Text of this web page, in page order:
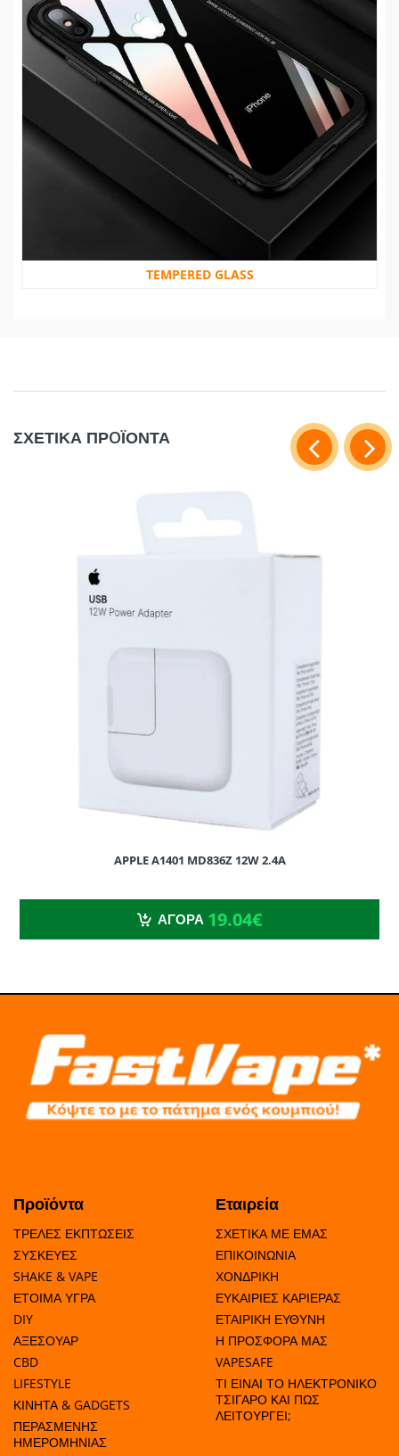
TEMPERED GLASS
ΣΧΕΤΙΚΑ ΠΡOΪΟΝΤΑ
APPLE A1401 MD836Z 12W 2.4A
19.04€
ΑΓΟΡΑ 19.04€
Προϊόντα
ΤΡΕΛΕΣ ΕΚΠΤΩΣΕΙΣ
ΣΥΣΚΕΥΕΣ
SHAKE & VAPE
ΕΤΟΙΜΑ ΥΓΡΑ
DIY
ΑΞΕΣΟΥΑΡ
CBD
LIFESTYLE
ΚΙΝΗΤΑ & GADGETS
ΠΕΡΑΣΜΕΝΗΣ
ΗΜΕΡΟΜΗΝΙΑΣ
Εταιρεία
ΣΧΕΤΙΚΑ ΜΕ ΕΜΑΣ
ΕΠΙΚΟΙΝΩΝΙΑ
ΧΟΝΔΡΙΚΗ
ΕΥΚΑΙΡΙΕΣ ΚΑΡΙΕΡΑΣ
ΕΤΑΙΡΙΚΗ ΕΥΘΥΝΗ
Η ΠΡΟΣΦΟΡΑ ΜΑΣ
VAPESAFE
ΤΙ ΕΙΝΑΙ ΤΟ ΗΛΕΚΤΡΟΝΙΚΟ
ΤΣΙΓΑΡΟ ΚΑΙ ΠΩΣ
ΛΕΙΤΟΥΡΓΕΙ;